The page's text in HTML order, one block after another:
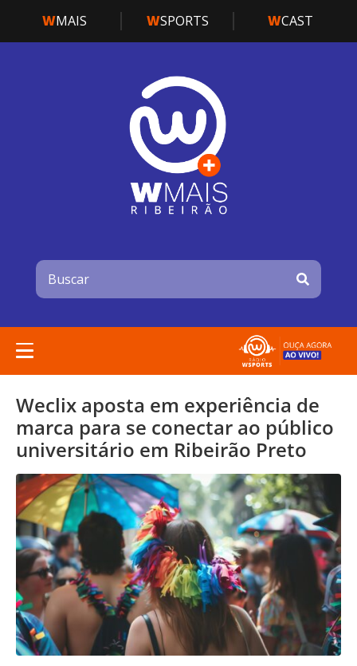
WMAIS WSPORTS WCAST
Weclix aposta em experiência de
marca para se conectar ao público
universitário em Ribeirão Preto